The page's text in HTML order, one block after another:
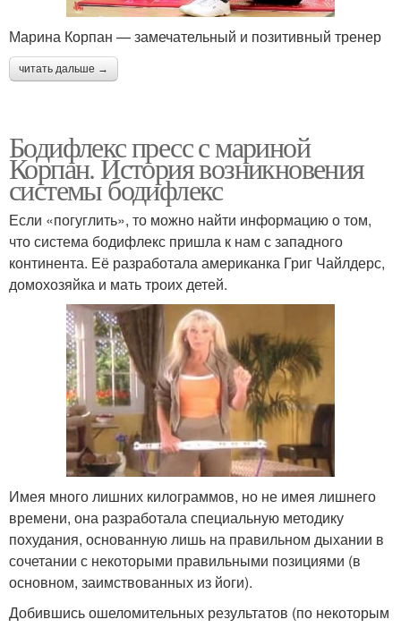
Марина Корпан — замечательный и позитивный тренер
читать дальше →
Бодифлекс пресс с мариной
Корпан. История возникновения
системы бодифлекс
Если «погуглить», то можно найти информацию о том,
что система бодифлекс пришла к нам с западного
континента. Её разработала американка Григ Чайлдерс,
домохозяйка и мать троих детей.
Имея много лишних килограммов, но не имея лишнего
времени, она разработала специальную методику
похудания, основанную лишь на правильном дыхании в
сочетании с некоторыми правильными позициями (в
основном, заимствованных из йоги).
Добившись ошеломительных результатов (по некоторым